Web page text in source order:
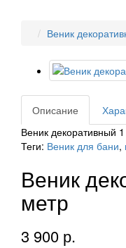
Веник
Описание
Веник декоративный
Теги: Веник для бани,
Веник
метр
3 900 р.